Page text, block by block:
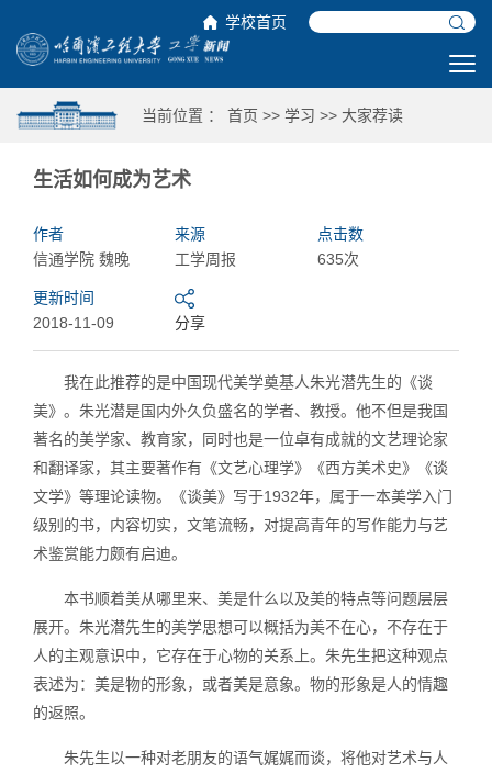
学校首页
当前位置 ： 首页 >> 学习 >> 大家荐读
生活如何成为艺术
作者
信通学院 魏晚
来源
工学周报
点击数
635次
更新时间
2018-11-09
分享
我在此推荐的是中国现代美学奠基人朱光潜先生的《谈
美》。朱光潜是国内外久负盛名的学者、教授。他不但是我国
著名的美学家、教育家，同时也是一位卓有成就的文艺理论家
和翻译家，其主要著作有《文艺心理学》《西方美术史》《谈
文学》等理论读物。《谈美》写于1932年，属于一本美学入门
级别的书，内容切实，文笔流畅，对提高青年的写作能力与艺
术鉴赏能力颇有启迪。
本书顺着美从哪里来、美是什么以及美的特点等问题层层
展开。朱光潜先生的美学思想可以概括为美不在心，不存在于
人的主观意识中，它存在于心物的关系上。朱先生把这种观点
表述为：美是物的形象，或者美是意象。物的形象是人的情趣
的返照。
朱先生以一种对老朋友的语气娓娓而谈，将他对艺术与人